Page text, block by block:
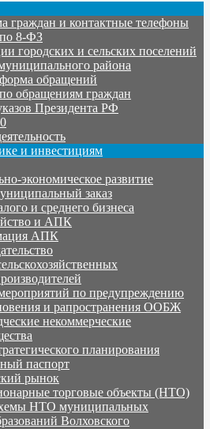
граждан и контактные телефоны
8-ФЗ
городских и сельских поселений
района
обращений
обращениям граждан
Президента РФ
и инвестициям
экономическое развитие
заказ
и среднего бизнеса
и АПК
АПК
по предупреждению
и рапространения ООБЖ
некоммерческие
планирования
паспорт
рынок
торговые объекты (НТО)
НТО муниципальных
Волховского